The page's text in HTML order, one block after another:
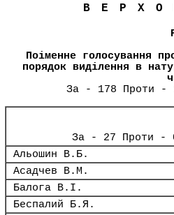
Поіменне голосування
порядок виділення в
За - 178 Проти -
За - 27 Проти -
Альошин В.Б.
Асадчев В.М.
Балога В.І.
Беспалий Б.Я.